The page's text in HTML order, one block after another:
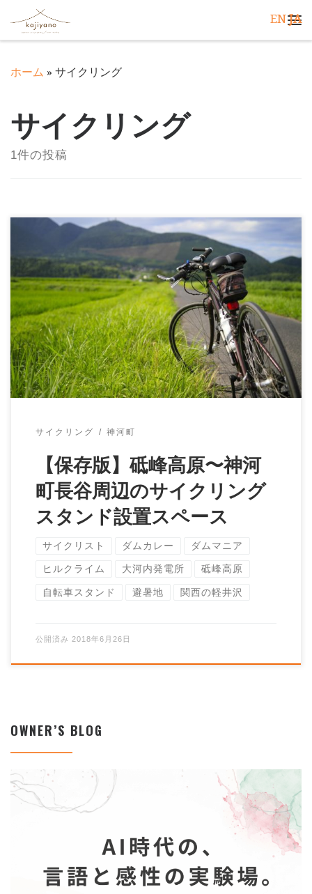
コンテンツへスキップ
ホーム » サイクリング
サイクリング
1件の投稿
2018年ヒルクライムが初開催され、”関西の軽井沢”と
も言われる（？）神河町。 のどかな田園風景から砥峰
高原へ続く道のりは、サイクリング愛好 […]
サイクリング 神河町
【保存版】砥峰高原〜神河
町長谷周辺のサイクリング
スタンド設置スペース
サイクリスト ダムカレー ダムマニア
ヒルクライム 大河内発電所 砥峰高原
自転車スタンド 避暑地 関西の軽井沢
公開済み 2018年6月26日
OWNER’S BLOG
EN JA